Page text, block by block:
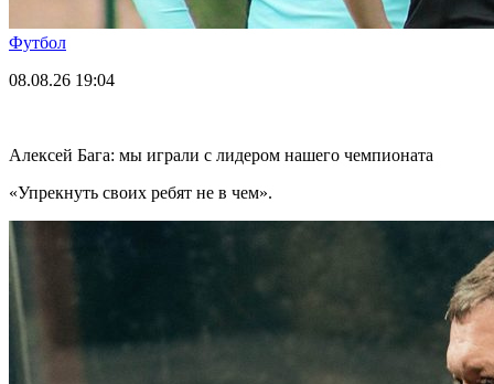
Футбол
08.08.26 19:04
Алексей Бага: мы играли с лидером нашего чемпионата
«Упрекнуть своих ребят не в чем».